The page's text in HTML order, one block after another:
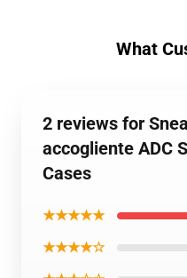
What
2 reviews for
accogliente ADC
Cases
★★★★★
★★★★☆